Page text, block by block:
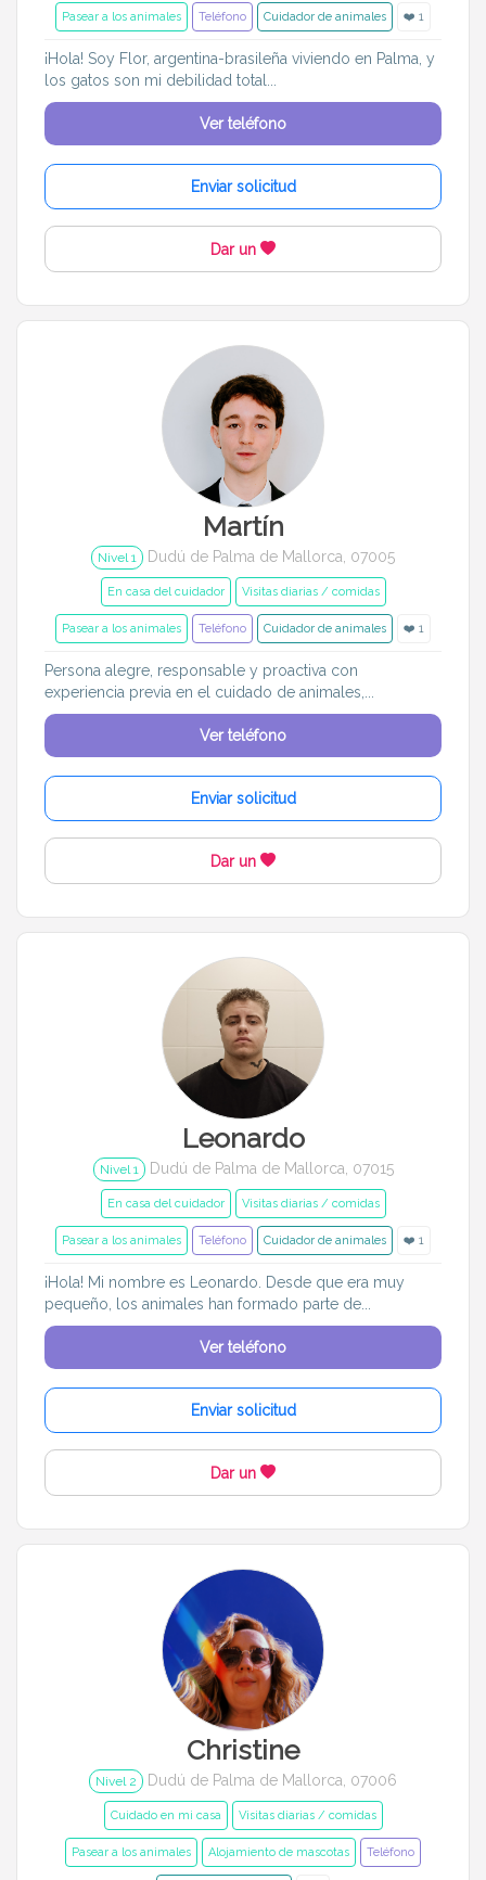
Pasear a los animales Teléfono Cuidador de animales ❤️ 1
¡Hola! Soy Flor, argentina-brasileña viviendo en Palma, y
los gatos son mi debilidad total...
Ver teléfono
Enviar solicitud
Dar un
Martín
Nivel 1 Dudú de Palma de Mallorca, 07005
En casa del cuidador Visitas diarias / comidas
Pasear a los animales Teléfono Cuidador de animales ❤️ 1
Persona alegre, responsable y proactiva con
experiencia previa en el cuidado de animales,...
Ver teléfono
Enviar solicitud
Dar un
Leonardo
Nivel 1 Dudú de Palma de Mallorca, 07015
En casa del cuidador Visitas diarias / comidas
Pasear a los animales Teléfono Cuidador de animales ❤️ 1
¡Hola! Mi nombre es Leonardo. Desde que era muy
pequeño, los animales han formado parte de...
Ver teléfono
Enviar solicitud
Dar un
Christine
Nivel 2 Dudú de Palma de Mallorca, 07006
Cuidado en mi casa Visitas diarias / comidas
Pasear a los animales Alojamiento de mascotas Teléfono